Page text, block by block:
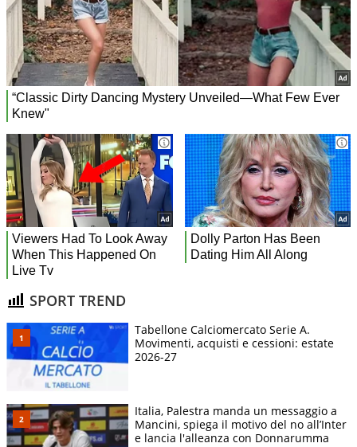
SPORT TREND
Tabellone Calciomercato Serie A.
Movimenti, acquisti e cessioni: estate
2026-27
Italia, Palestra manda un messaggio a
Mancini, spiega il motivo del no all’Inter
e lancia l'alleanza con Donnarumma